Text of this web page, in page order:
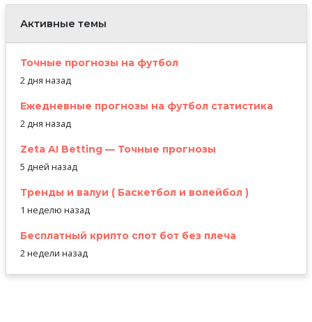
Активные темы
Точные прогнозы на футбол
2 дня назад
Ежедневные прогнозы на футбол статистика
2 дня назад
Zeta AI Betting — Точные прогнозы
5 дней назад
Тренды и валуи ( Баскетбол и волейбол )
1 неделю назад
Бесплатный крипто спот бот без плеча
2 недели назад